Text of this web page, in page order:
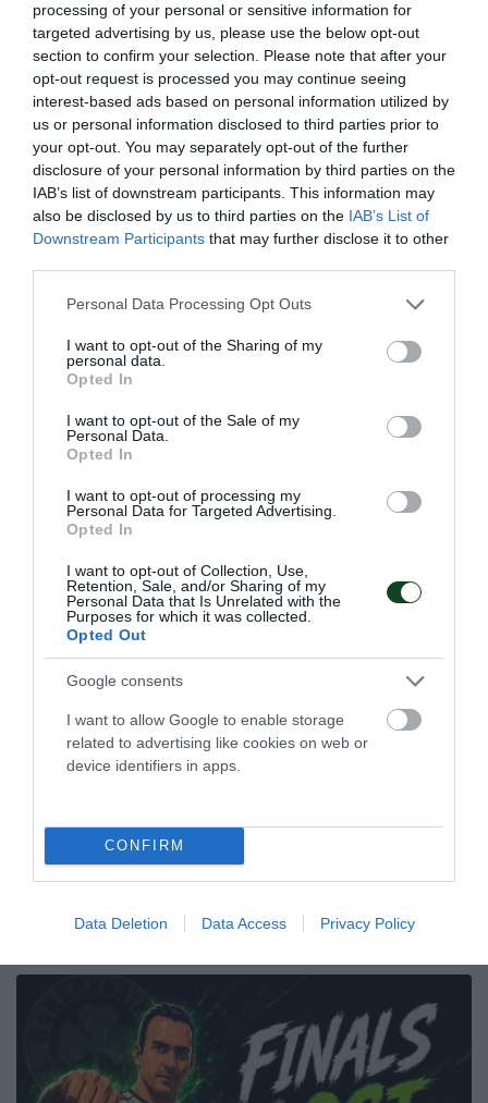
processing of your personal or sensitive information for
targeted advertising by us, please use the below opt-out
section to confirm your selection. Please note that after your
opt-out request is processed you may continue seeing
interest-based ads based on personal information utilized by
us or personal information disclosed to third parties prior to
your opt-out. You may separately opt-out of the further
disclosure of your personal information by third parties on the
IAB’s list of downstream participants. This information may
also be disclosed by us to third parties on the IAB’s List of
Downstream Participants that may further disclose it to other
Please note that this website/app uses one or more Google
not limited to your visit or usage behaviour. You may click to
grant or deny consent to Google and its third-party tags to
use your data for below specified purposes in below Google
consent section.
Personal Data Processing Opt Outs
I want to opt-out of the Sharing of my
personal data.
Opted In
I want to opt-out of the Sale of my
Personal Data.
Opted In
I want to opt-out of processing my
Personal Data for Targeted Advertising.
Opted In
I want to opt-out of Collection, Use,
Retention, Sale, and/or Sharing of my
Personal Data that Is Unrelated with the
Purposes for which it was collected.
Opted Out
Google consents
I want to allow Google to enable storage
related to advertising like cookies on web or
device identifiers in apps.
CONFIRM
Data Deletion Data Access Privacy Policy
Σπουδαία νίκη και παραμονή
Ο Παναθηναϊκός νίκησε εκτός έδρας τους
Θρακομακεδόνες με 8-5 και σφράγισε μαθηματικά την
παραμονή του στην futsal super league.
03.05.2026 FUTSAL ΑΝΔΡΩΝ
Νίκη και πανέτοιμος για… τελικό
Ο Παναθηναϊκός επιβλήθηκε εκτός έδρας του Πήγασου
στην Αγία Παρασκευή με 12-2 και στρέφει την προσοχή του
στο καθοριστικό εκτός έδρας ματς με τους
FUTSAL ΑΝΔΡΩΝ
ΤΕΛΕΥΤΑΙΑ ΝΕΑ